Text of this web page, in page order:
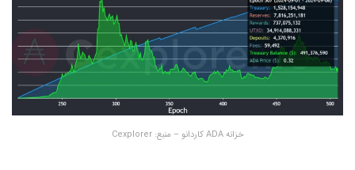
خزانه ADA کاردانو – منبع: Cexplorer